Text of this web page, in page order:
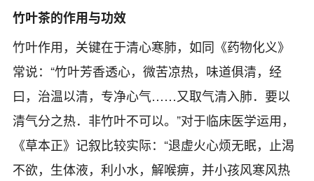
竹叶茶的作用与功效
竹叶作用，关键在于清心寒肺，如同《药物化义》
常说：“竹叶芳香透心，微苦凉热，味道俱清，经
曰，治温以清，专净心气……又取气清入肺．要以
清气分之热．非竹叶不可以。”对于临床医学运用，
《草本正》记叙比较实际：“退虚火心烦无眠，止渴
不欲，生体液，利小水，解喉痹，并小孩风寒风热